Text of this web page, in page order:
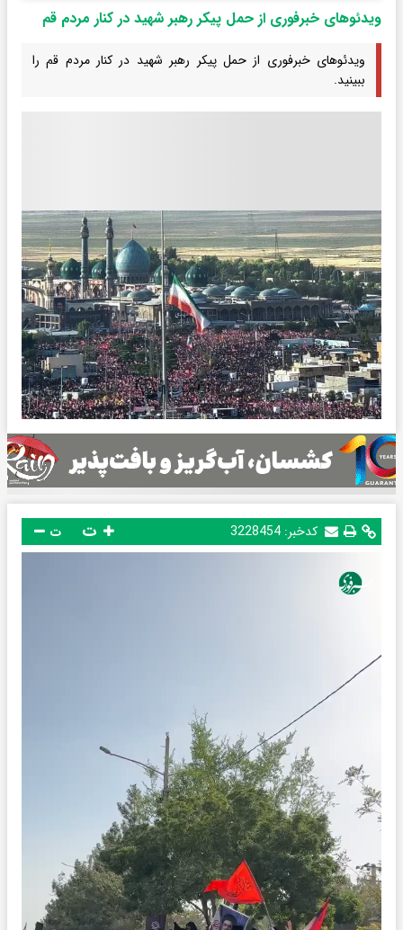
ویدئوهای خبرفوری از حمل پیکر رهبر شهید در کنار مردم قم
ویدئوهای خبرفوری از حمل پیکر رهبر شهید در کنار مردم قم را
ببینید.
کدخبر: 3228454 ت